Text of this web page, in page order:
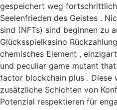
gespeichert weg
Seelenfrieden des Geistes .
sind (NFTs) sind beginnen zu
Glücksspielkasino
chemisches Element ,
und peculiar game mutant
factor blockchain plus . Diese
zusätzliche Schichten von
Potenzial respektieren für